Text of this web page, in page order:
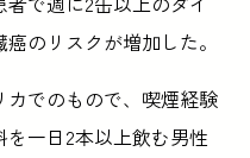
のリスクが増加した。
でのもので、喫煙経験
一日2本以上飲む男性